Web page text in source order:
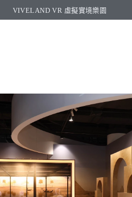
VIVELAND VR 虛擬實境樂園​